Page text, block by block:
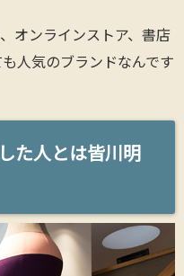
オンラインストア、書店
人気のブランドなんです
た人とは皆川明